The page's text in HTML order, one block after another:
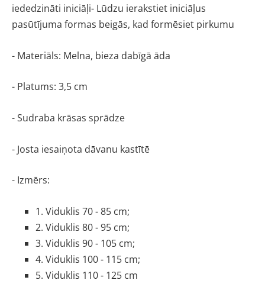
iededzināti iniciāļi- Lūdzu ierakstiet iniciāļus
pasūtījuma formas beigās, kad formēsiet pirkumu
- Materiāls: Melna, bieza dabīgā āda
- Platums: 3,5 cm
- Sudraba krāsas sprādze
- Josta iesaiņota dāvanu kastītē
- Izmērs:
1. Viduklis 70 - 85 cm;
2. Viduklis 80 - 95 cm;
3. Viduklis 90 - 105 cm;
4. Viduklis 100 - 115 cm;
5. Viduklis 110 - 125 cm